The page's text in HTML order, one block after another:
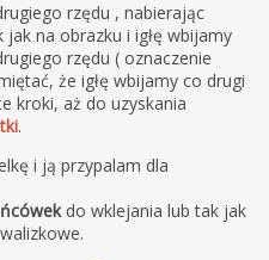
rzędu , nabierając
na obrazku i igłę wbijamy
rzędu ( oznaczenie
że igłę wbijamy co drugi
kroki, aż do uzyskania
.
i ją przypalam dla
do wklejania lub tak jak